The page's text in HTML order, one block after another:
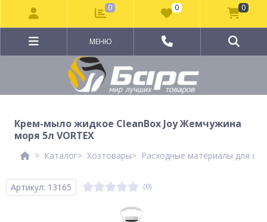
МЕНЮ
Крем-мыло жидкое CleanBox Joy Жемчужина
моря 5л VORTEX
Каталог Хозтовары Расходные материалы для
Артикул: 13165 (0)
0 0 0